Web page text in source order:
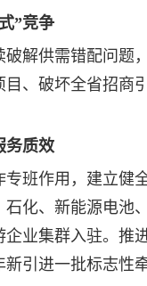
”竞争
解供需错配问题
、破坏全省招商
务质效
班作用，建立健
化、新能源电池
业集群入驻。推
引进一批标志性